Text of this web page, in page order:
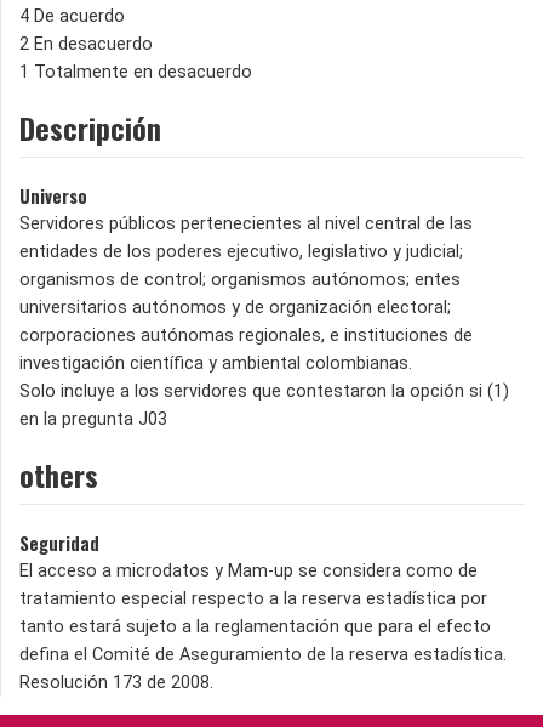
4 De acuerdo
2 En desacuerdo
1 Totalmente en desacuerdo
Descripción
Universo
Servidores públicos pertenecientes al nivel central de las
entidades de los poderes ejecutivo, legislativo y judicial;
organismos de control; organismos autónomos; entes
universitarios autónomos y de organización electoral;
corporaciones autónomas regionales, e instituciones de
investigación científica y ambiental colombianas.
Solo incluye a los servidores que contestaron la opción si (1)
en la pregunta J03
others
Seguridad
El acceso a microdatos y Mam-up se considera como de
tratamiento especial respecto a la reserva estadística por
tanto estará sujeto a la reglamentación que para el efecto
defina el Comité de Aseguramiento de la reserva estadística.
Resolución 173 de 2008.